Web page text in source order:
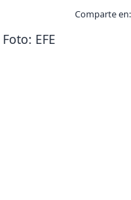
Comparte en: